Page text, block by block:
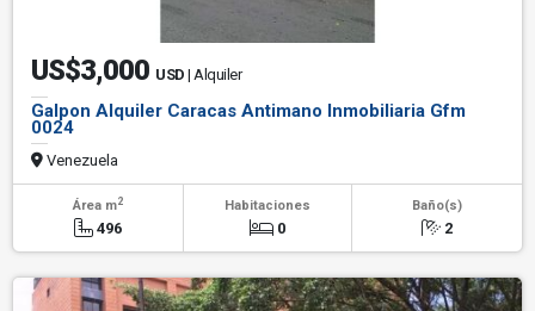
US$3,000 USD | Alquiler
Galpon Alquiler Caracas Antimano Inmobiliaria Gfm
0024
Venezuela
Área m2
496
Habitaciones
0
Baño(s)
2